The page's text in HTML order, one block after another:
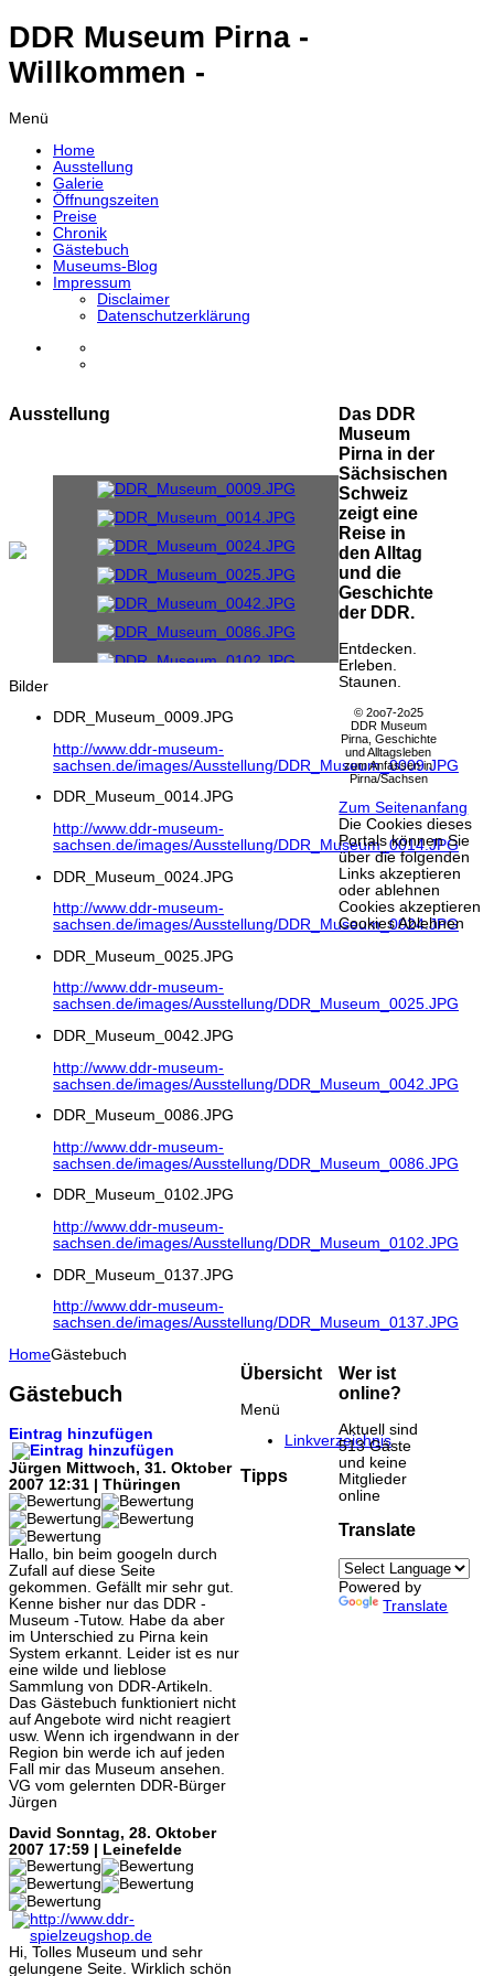
DDR Museum Pirna -
Willkommen -
Menü
Home
Ausstellung
Galerie
Öffnungszeiten
Preise
Chronik
Gästebuch
Museums-Blog
Impressum
Disclaimer
Datenschutzerklärung
Ausstellung
Bilder
DDR_Museum_0009.JPG
http://www.ddr-museum-
sachsen.de/images/Ausstellung/DDR_Museum_0009.JPG
DDR_Museum_0014.JPG
http://www.ddr-museum-
sachsen.de/images/Ausstellung/DDR_Museum_0014.JPG
DDR_Museum_0024.JPG
http://www.ddr-museum-
sachsen.de/images/Ausstellung/DDR_Museum_0024.JPG
DDR_Museum_0025.JPG
http://www.ddr-museum-
sachsen.de/images/Ausstellung/DDR_Museum_0025.JPG
DDR_Museum_0042.JPG
http://www.ddr-museum-
sachsen.de/images/Ausstellung/DDR_Museum_0042.JPG
DDR_Museum_0086.JPG
http://www.ddr-museum-
sachsen.de/images/Ausstellung/DDR_Museum_0086.JPG
DDR_Museum_0102.JPG
http://www.ddr-museum-
sachsen.de/images/Ausstellung/DDR_Museum_0102.JPG
DDR_Museum_0137.JPG
http://www.ddr-museum-
sachsen.de/images/Ausstellung/DDR_Museum_0137.JPG
Das DDR
Museum
Pirna in der
Sächsischen
Schweiz
zeigt eine
Reise in
den Alltag
und die
Geschichte
der DDR.
Entdecken.
Erleben.
Staunen.
HomeGästebuch
Gästebuch
Eintrag hinzufügen
Jürgen Mittwoch, 31. Oktober
2007 12:31 | Thüringen
Hallo, bin beim googeln durch
Zufall auf diese Seite
gekommen. Gefällt mir sehr gut.
Kenne bisher nur das DDR -
Museum -Tutow. Habe da aber
im Unterschied zu Pirna kein
System erkannt. Leider ist es nur
eine wilde und lieblose
Sammlung von DDR-Artikeln.
Das Gästebuch funktioniert nicht
auf Angebote wird nicht reagiert
usw. Wenn ich irgendwann in der
Region bin werde ich auf jeden
Fall mir das Museum ansehen.
VG vom gelernten DDR-Bürger
Jürgen
David Sonntag, 28. Oktober
2007 17:59 | Leinefelde
Hi, Tolles Museum und sehr
gelungene Seite. Wirklich schön
Übersicht
Menü
Linkverzeichnis
Tipps
Wer ist
online?
Aktuell sind
513 Gäste
und keine
Mitglieder
online
Translate
Powered by
Translate
© 2oo7-2o25
DDR Museum
Pirna, Geschichte
und Alltagsleben
zum Anfassen in
Pirna/Sachsen
Zum Seitenanfang
Die Cookies dieses
Portals können Sie
über die folgenden
Links akzeptieren
oder ablehnen
Cookies akzeptieren
Cookies Ablehnen